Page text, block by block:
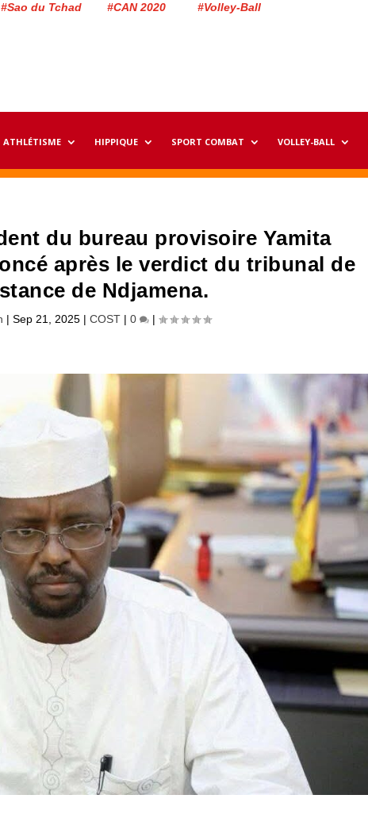
#Sao du Tchad #CAN 2020 #Volley-Ball
ATHLÉTISME HIPPIQUE SPORT COMBAT VOLLEY-BALL
du bureau provisoire Yamita
après le verdict du tribunal de
de Ndjamena.
|Sep 21, 2025 |COST |0 |